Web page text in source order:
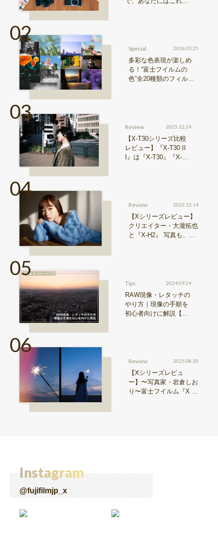
Special 2026.03.25
多彩な色表現が楽しめ
る！“富士フイルムの
色”全20種類のフィルム
Review 2025.12.24
【X-T30シリーズ比較
レビュー】『X-T30 II
I』は『X-T30』『X-T3
Review 2022.12.14
【Xシリーズレビュー】
クリエイター・大瀧拓也
と『X-H2』 写真も、動
Tips 2024.09.24
RAW現像・レタッチの
やり方｜現像の手順を
初心者向けに解説【Sn
Review 2025.08.20
【Xシリーズレビュ
ー】〜写真家・岩倉しお
り〜富士フイルム『X ha
Instagram
@fujifilmjp_x